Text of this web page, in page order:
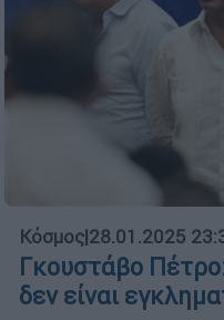
Κόσμος|28.01.2025
Γκουστάβο
δεν είναι